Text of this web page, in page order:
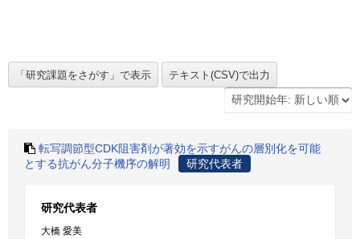
転写調節型CDK阻害剤が著効を示すがんの層別化を可能
とする抗がん分子機序の解明
研究代表者
研究代表者
大橋 愛美